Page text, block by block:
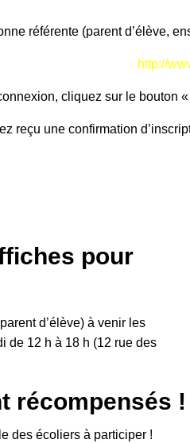
référente (parent d’élève,
http://
cliquez sur le bouton
reçu une confirmation
pour
d’élève) à venir les
de 12 h à 18 h (12 rue des
récompensés !
des écoliers à participer !